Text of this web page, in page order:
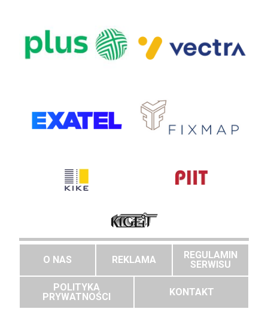
O NAS REKLAMA
REGULAMIN
SERWISU
POLITYKA
PRYWATNOŚCI
KONTAKT